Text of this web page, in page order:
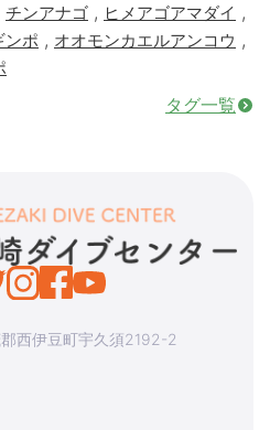
チンアナゴ , ヒメアゴアマダイ ,
ンポ , オオモンカエルアンコウ ,
タグ一覧
西伊豆町宇久須2192-2